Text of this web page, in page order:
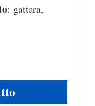
: gattara,